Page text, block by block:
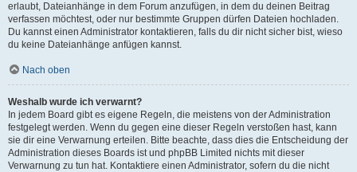
erlaubt, Dateianhänge in dem Forum anzufügen, in dem du deinen Beitrag
verfassen möchtest, oder nur bestimmte Gruppen dürfen Dateien hochladen.
Du kannst einen Administrator kontaktieren, falls du dir nicht sicher bist, wieso
du keine Dateianhänge anfügen kannst.
Nach oben
Weshalb wurde ich verwarnt?
In jedem Board gibt es eigene Regeln, die meistens von der Administration
festgelegt werden. Wenn du gegen eine dieser Regeln verstoßen hast, kann
sie dir eine Verwarnung erteilen. Bitte beachte, dass dies die Entscheidung der
Administration dieses Boards ist und phpBB Limited nichts mit dieser
Verwarnung zu tun hat. Kontaktiere einen Administrator, sofern du die nicht